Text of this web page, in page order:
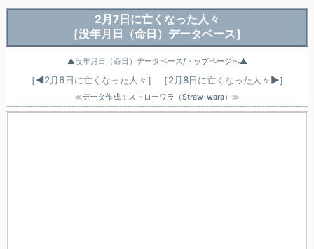
2月7日に亡くなった人々
［没年月日（命日）データベース］
▲没年月日（命日）データベース/トップページへ▲
［◀2月6日に亡くなった人々 ］ ［2月8日に亡くなった人々 ▶］
≪データ作成：ストローワラ（Straw-wara）≫